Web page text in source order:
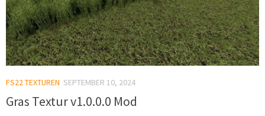
FS22 TEXTUREN SEPTEMBER 10, 2024
Gras Textur v1.0.0.0 Mod